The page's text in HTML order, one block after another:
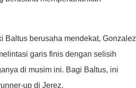
Baltus berusaha mendekat, Gonzalez
garis finis dengan selisih
di musim ini. Bagi Baltus, ini
up di Jerez.